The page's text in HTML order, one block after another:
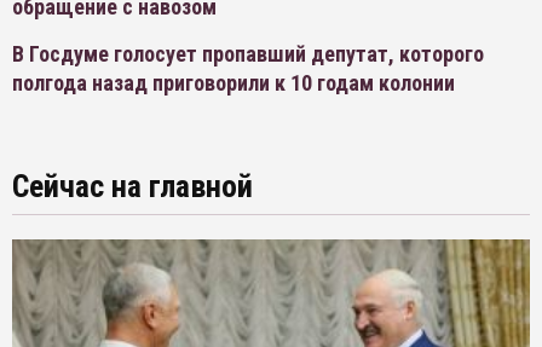
обращение с навозом
В Госдуме голосует пропавший депутат, которого
полгода назад приговорили к 10 годам колонии
Сейчас на главной